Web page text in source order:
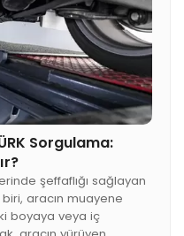
Sorgulama:
şeffaflığı sağlayan
aracın muayene
boyaya veya iç